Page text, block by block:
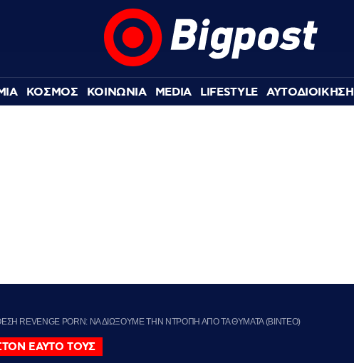
ΚΟΣΜΟΣ ΚΟΙΝΩΝΙΑ MEDIA LIFESTYLE ΑΥΤΟΔΙΟΙΚΗΣΗ
REVENGE PORN: ΝΑ ΔΙΩΞΟΥΜΕ ΤΗΝ ΝΤΡΟΠΗ ΑΠΟ ΤΑ ΘΥΜΑΤΑ (ΒΙΝΤΕΟ)
ΕΑΥΤΟ ΤΟΥΣ